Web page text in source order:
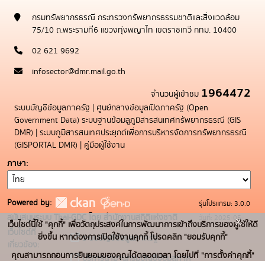
กรมทรัพยากรธรณี กระทรวงทรัพยากรธรรมชาติและสิ่งแวดล้อม
75/10 ถ.พระรามที่6 แขวงทุ่งพญาไท เขตราชเทวี กทม. 10400
02 621 9692
infosector@dmr.mail.go.th
จำนวนผู้เข้าชม 1964472
ระบบบัญชีข้อมูลภาครัฐ | ศูนย์กลางข้อมูลเปิดภาครัฐ (Open
Government Data) ระบบฐานข้อมลูภูมิสารสนเทศทรัพยากรธรณี (GIS
DMR) | ระบบภูมิสารสนเทศประยุกต์เพื่อการบริหารจัดการทรัพยากรธรณี
(GISPORTAL DMR) | คู่มือผู้ใช้งาน
ภาษา
Powered by:
สนับสนุนระบบ Thai-GDC โดย สำนักงานสถิติแห่งชาติ
เว็บไซต์ที่
เกี่ยวข้อง:
ระบบบัญชีข้อมูลภาครัฐ
บริการนามานุกรมบัญชีข้อมูลภาค
รุ่นโปรแกรม: 3.0.0
วันที่: 2025-05-
19
เว็บไซต์นี้ใช้ "คุกกี้" เพื่อวัตถุประสงค์ในการพัฒนาการเข้าถึงบริการของผู้ใช้ให้ดี
ยิ่งขึ้น หากต้องการเปิดใช้งานคุกกี้ โปรดคลิก "ยอมรับคุกกี้"
คุณสามารถถอนการยินยอมของคุณได้ตลอดเวลา โดยไปที่ "การตั้งค่าคุกกี้"
x